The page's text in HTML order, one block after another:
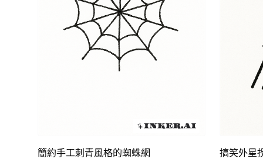
簡約手工刺青風格的蜘蛛網 搞笑外星